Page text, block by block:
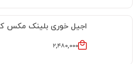
اجیل خوری بلینک مکس کد
۲,۴۸۰,۰۰۰